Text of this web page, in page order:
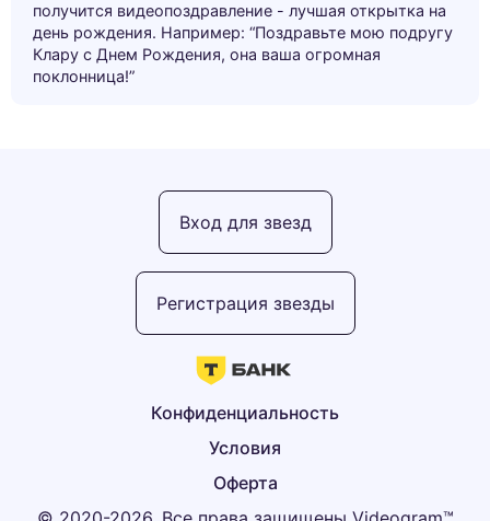
получится видеопоздравление - лучшая открытка на
день рождения. Например: “Поздравьте мою подругу
Клару с Днем Рождения, она ваша огромная
поклонница!”
Оферта
Условия
Конфиденциальность
Регистрация звезды
Вход для звезд